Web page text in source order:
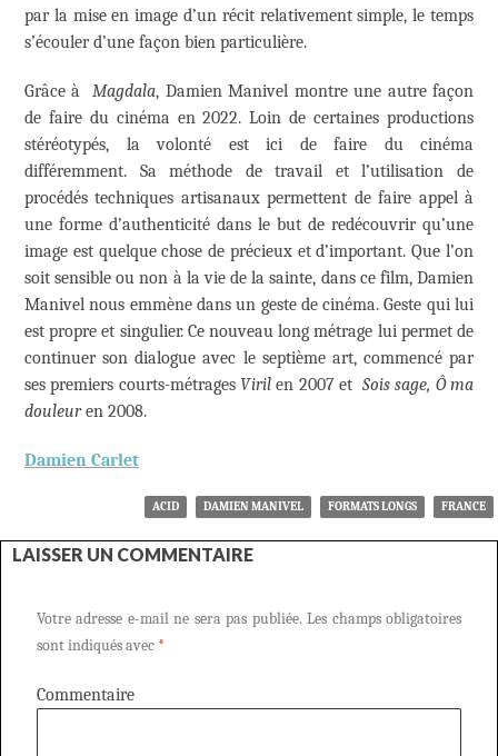
par la mise en image d’un récit relativement simple, le temps
s’écouler d’une façon bien particulière.
Grâce à Magdala, Damien Manivel montre une autre façon
de faire du cinéma en 2022. Loin de certaines productions
stéréotypés, la volonté est ici de faire du cinéma
différemment. Sa méthode de travail et l’utilisation de
procédés techniques artisanaux permettent de faire appel à
une forme d’authenticité dans le but de redécouvrir qu’une
image est quelque chose de précieux et d’important. Que l’on
soit sensible ou non à la vie de la sainte, dans ce film, Damien
Manivel nous emmène dans un geste de cinéma. Geste qui lui
est propre et singulier. Ce nouveau long métrage lui permet de
continuer son dialogue avec le septième art, commencé par
ses premiers courts-métragesViril en 2007 et Sois sage, Ô ma
douleuren 2008.
Damien Carlet
ACID DAMIEN MANIVEL FORMATS LONGS FRANCE
LAISSER UN COMMENTAIRE
Votre adresse e-mail ne sera pas publiée. Les champs obligatoires
sont indiqués avec *
Commentaire